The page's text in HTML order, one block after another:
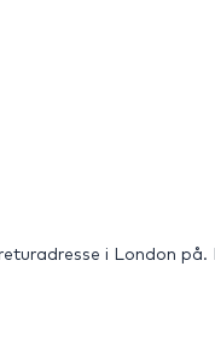
i London på.